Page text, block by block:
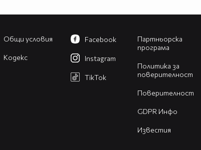
Общи условия
Кодекс
Партньорска
програма
Политика за
поверителност
Поверителност
GDPR Инфо
Известия
Facebook
Instagram
TikTok